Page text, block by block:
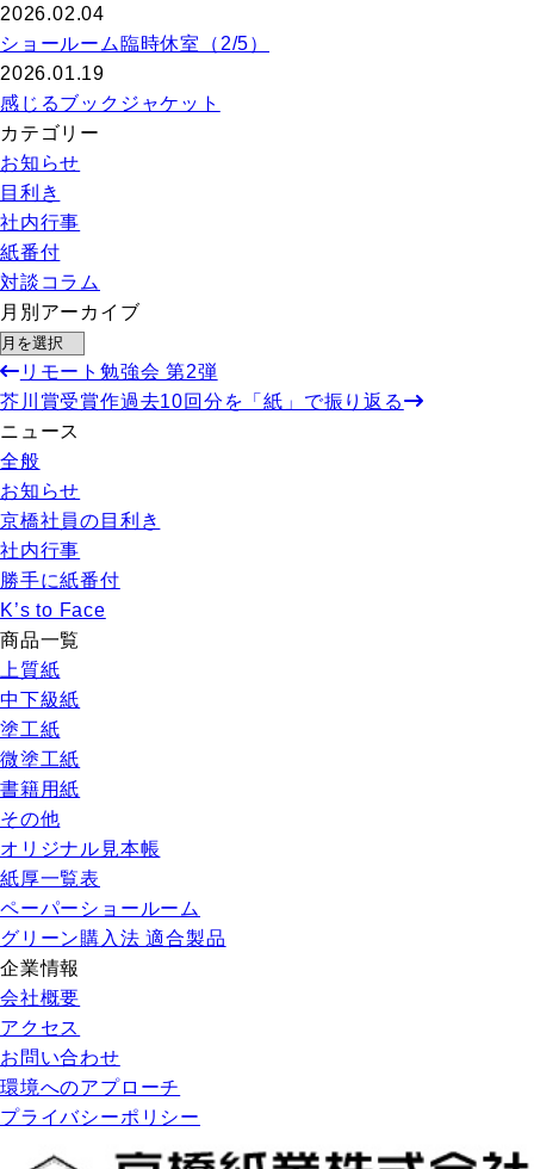
2026.02.04
ショールーム臨時休室（2/5）
2026.01.19
感じるブックジャケット
カテゴリー
お知らせ
目利き
社内行事
紙番付
対談コラム
月別アーカイブ
リモート勉強会 第2弾
芥川賞受賞作過去10回分を「紙」で振り返る
ニュース
全般
お知らせ
京橋社員の目利き
社内行事
勝手に紙番付
K’s to Face
商品一覧
上質紙
中下級紙
塗工紙
微塗工紙
書籍用紙
その他
オリジナル見本帳
紙厚一覧表
ペーパーショールーム
グリーン購入法 適合製品
企業情報
会社概要
アクセス
お問い合わせ
環境へのアプローチ
プライバシーポリシー